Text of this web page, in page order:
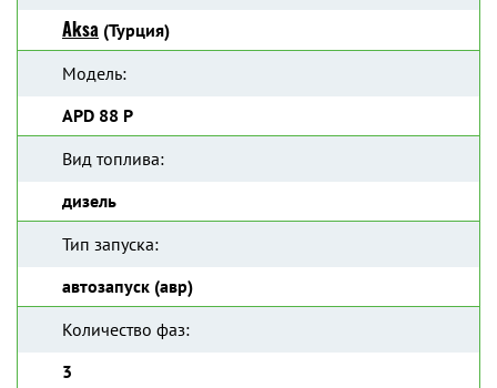
Aksa (Турция)
Модель:
APD 88 P
Вид топлива:
дизель
Тип запуска:
автозапуск (авр)
Количество фаз:
3